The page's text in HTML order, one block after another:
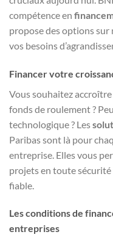
compétence en
propose des options sur
vos besoins
Financer votre
Vous souhaitez
fonds de roulement ?
technologique ? Les
Paribas sont là pour
entreprise. Elles vous
projets en toute
fiable.
Les conditions de
entreprises